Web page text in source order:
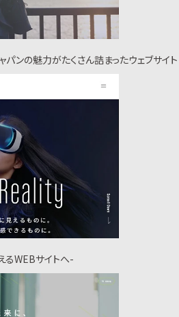
ンの魅力がたくさん詰まったウェブサイト
WEBサイトへ-